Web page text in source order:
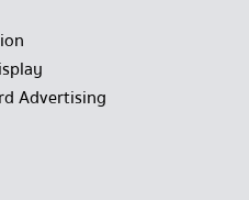
Advertising